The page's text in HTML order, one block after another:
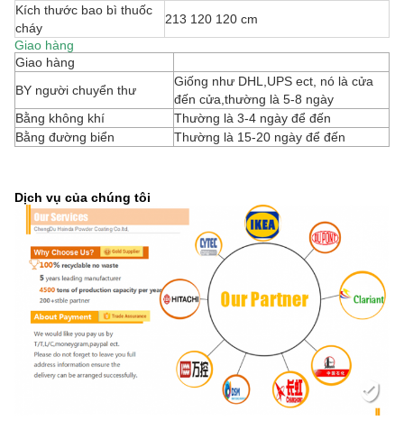
Kích thước bao bì thuốc
cháy
213 120 120 cm
Giao hàng
Giao hàng
BY người chuyển thư
Giống như DHL,UPS ect, nó là cửa
đến cửa,thường là 5-8 ngày
Bằng không khí
Thường là 3-4 ngày để đến
Bằng đường biển
Thường là 15-20 ngày để đến
Dịch vụ của chúng tôi